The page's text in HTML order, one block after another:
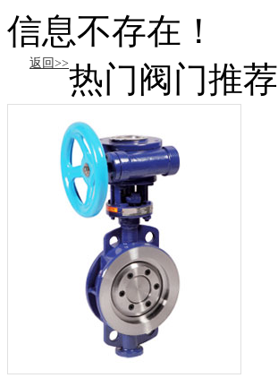
信息不存在！
返回>>热门阀门推荐